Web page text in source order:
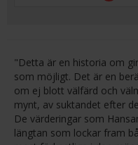
"Detta är en historia om
som möjligt. Det är en
om ej blott välfärd och
mynt, av suktandet efter
De värderingar som
längtan som lockar fram